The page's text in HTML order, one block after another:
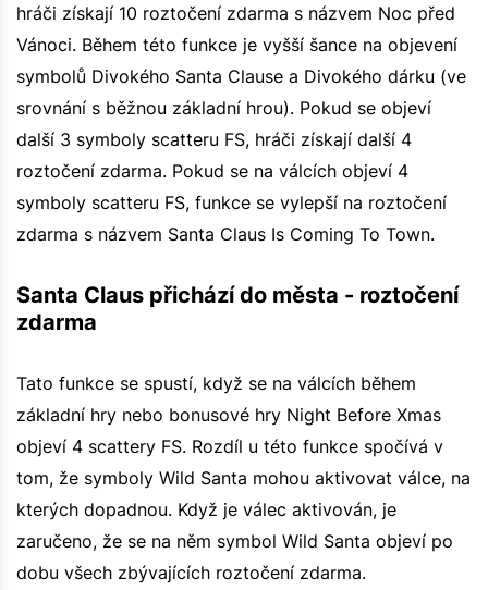
hráči získají 10 roztočení zdarma s názvem Noc před
Vánoci. Během této funkce je vyšší šance na objevení
symbolů Divokého Santa Clause a Divokého dárku (ve
srovnání s běžnou základní hrou). Pokud se objeví
další 3 symboly scatteru FS, hráči získají další 4
roztočení zdarma. Pokud se na válcích objeví 4
symboly scatteru FS, funkce se vylepší na roztočení
zdarma s názvem Santa Claus Is Coming To Town.
Santa Claus přichází do města - roztočení
zdarma
Tato funkce se spustí, když se na válcích během
základní hry nebo bonusové hry Night Before Xmas
objeví 4 scattery FS. Rozdíl u této funkce spočívá v
tom, že symboly Wild Santa mohou aktivovat válce, na
kterých dopadnou. Když je válec aktivován, je
zaručeno, že se na něm symbol Wild Santa objeví po
dobu všech zbývajících roztočení zdarma.